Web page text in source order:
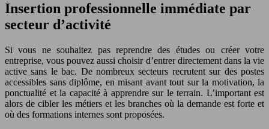
Insertion professionnelle immédiate par
secteur d’activité
Si vous ne souhaitez pas reprendre des études ou créer votre
entreprise, vous pouvez aussi choisir d’entrer directement dans la vie
active sans le bac. De nombreux secteurs recrutent sur des postes
accessibles sans diplôme, en misant avant tout sur la motivation, la
ponctualité et la capacité à apprendre sur le terrain. L’important est
alors de cibler les métiers et les branches où la demande est forte et
où des formations internes sont proposées.